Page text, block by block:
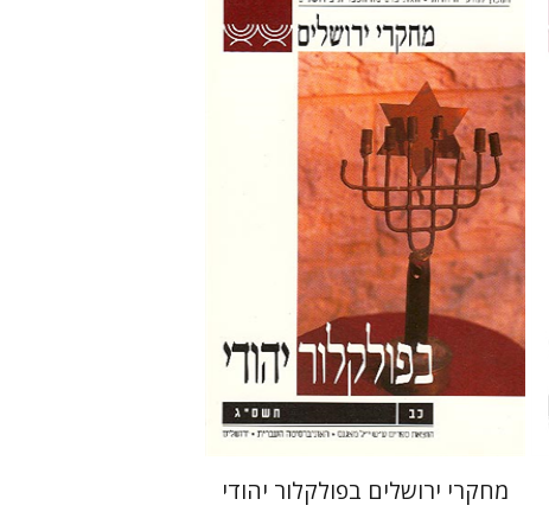
תמר אלכסנדר-פריזר
גלית
חזן-רוקם
שלום צבר הגר סלמון
הנחת אתר ספר מודפס
$29
$26
מחקרי ירושלים בפולקלור יהודי